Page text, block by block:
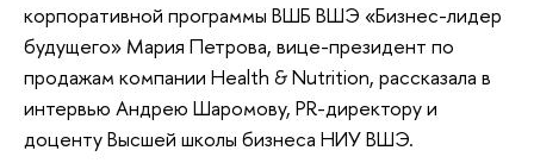
корпоративной программы ВШБ ВШЭ «Бизнес-лидер
будущего» Мария Петрова, вице-президент по
продажам компании Health & Nutrition, рассказала в
интервью Андрею Шаромову, PR-директору и
доценту Высшей школы бизнеса НИУ ВШЭ.